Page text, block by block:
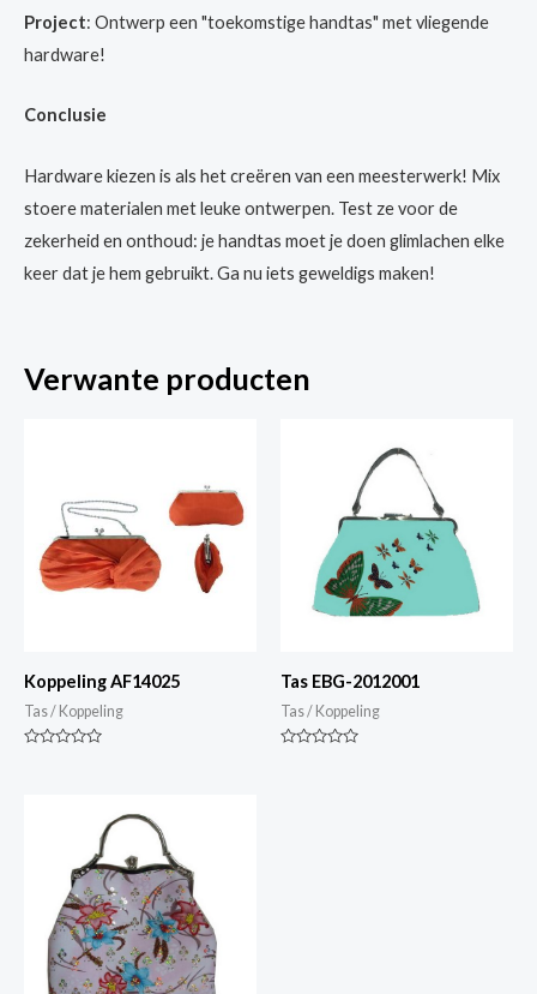
Project: Ontwerp een "toekomstige handtas" met vliegende
hardware!
Conclusie
Hardware kiezen is als het creëren van een meesterwerk! Mix
stoere materialen met leuke ontwerpen. Test ze voor de
zekerheid en onthoud: je handtas moet je doen glimlachen elke
keer dat je hem gebruikt. Ga nu iets geweldigs maken!
Verwante producten
Koppeling AF14025
Tas / Koppeling
Tas EBG-2012001
Tas / Koppeling